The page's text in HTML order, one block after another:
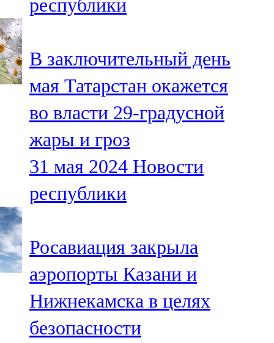
республики
В заключительный день
мая Татарстан окажется
во власти 29-градусной
жары и гроз
31 мая 2024 Новости
республики
Росавиация закрыла
аэропорты Казани и
Нижнекамска в целях
безопасности